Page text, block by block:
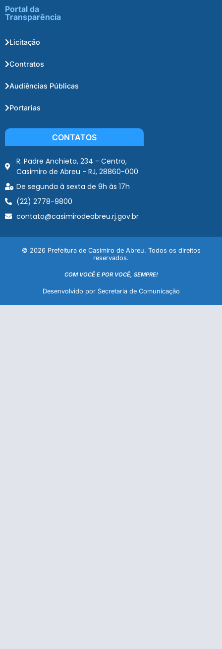
Portal da
Transparência
Licitação
Contratos
Audiências Públicas
Portarias
CONTATOS
R. Padre Anchieta, 234 - Centro,
Casimiro de Abreu - RJ, 28860-000
De segunda à sexta de 9h às 17h
(22) 2778-9800
contato@casimirodeabreu.rj.gov.br
© 2026 Prefeitura de Casimiro de Abreu. Todos os direitos
reservados.
COM VOCÊ E POR VOCÊ, SEMPRE!
Desenvolvido por Secretaria de Comunicação